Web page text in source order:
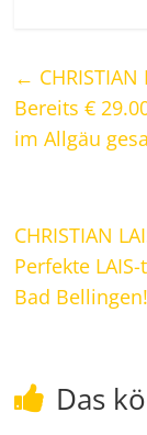
← CHRISTIAN
Bereits €
im Allgäu
CHRISTIAN
Perfekte
Bad Bellingen!
Das